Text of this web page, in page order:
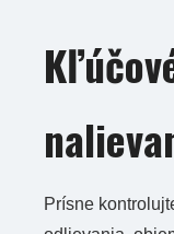
Prísne